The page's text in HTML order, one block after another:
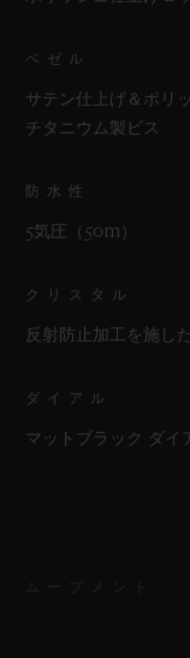
ベゼル
サテン仕上げ＆ポリ
チタニウム製ビス
防水性
5気圧（50m）
クリスタル
反射防止加工を施し
ダイアル
マットブラック ダイ